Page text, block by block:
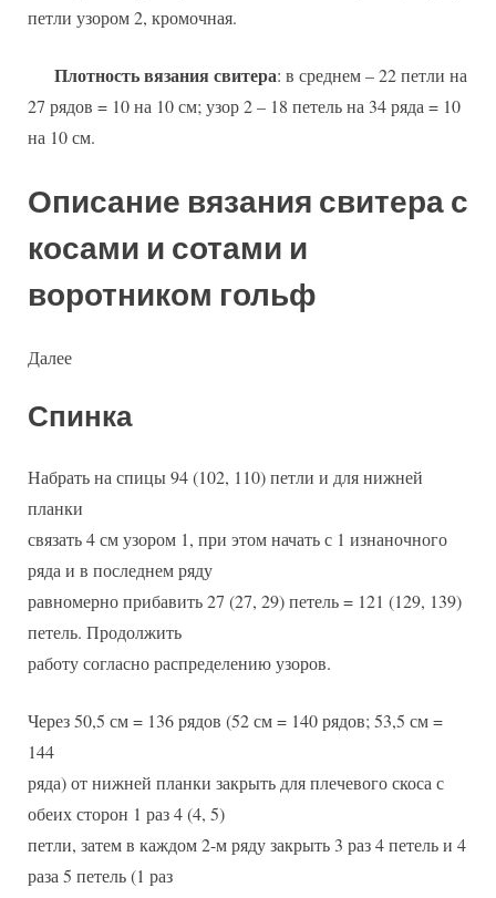
петли узором 2, кромочная.
Плотность вязания свитера: в среднем – 22 петли на
27 рядов = 10 на 10 см; узор 2 – 18 петель на 34 ряда = 10
на 10 см.
Описание вязания свитера с
косами и сотами и
воротником гольф
Далее
Спинка
Набрать на спицы 94 (102, 110) петли и для нижней
планки
связать 4 см узором 1, при этом начать с 1 изнаночного
ряда и в последнем ряду
равномерно прибавить 27 (27, 29) петель = 121 (129, 139)
петель. Продолжить
работу согласно распределению узоров.
Через 50,5 см = 136 рядов (52 см = 140 рядов; 53,5 см =
144
ряда) от нижней планки закрыть для плечевого скоса с
обеих сторон 1 раз 4 (4, 5)
петли, затем в каждом 2-м ряду закрыть 3 раз 4 петель и 4
раза 5 петель (1 раз